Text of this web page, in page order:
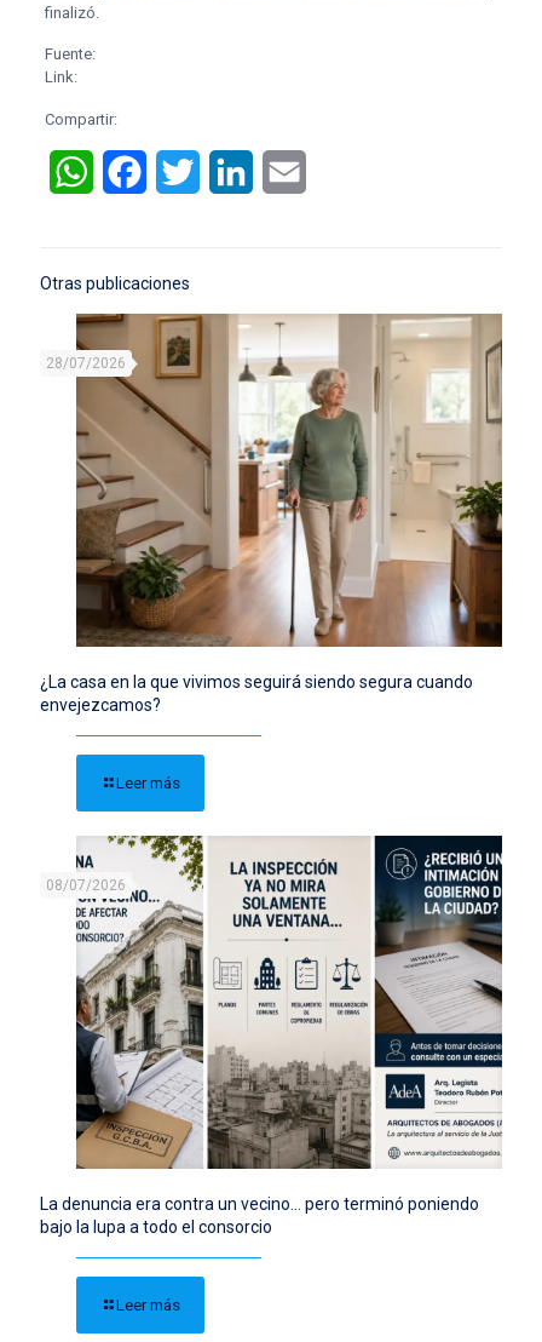
finalizó.
Fuente:
Link:
Compartir:
WhatsAppFacebookTwitter LinkedIn
Otras publicaciones
28/07/2026
¿La casa en la que vivimos seguirá siendo segura cuando
envejezcamos?
Leer más
08/07/2026
La denuncia era contra un vecino… pero terminó poniendo
bajo la lupa a todo el consorcio
Leer más